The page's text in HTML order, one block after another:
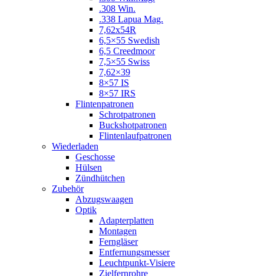
.308 Win.
.338 Lapua Mag.
7,62x54R
6,5×55 Swedish
6,5 Creedmoor
7,5×55 Swiss
7,62×39
8×57 IS
8×57 IRS
Flintenpatronen
Schrotpatronen
Buckshotpatronen
Flintenlaufpatronen
Wiederladen
Geschosse
Hülsen
Zündhütchen
Zubehör
Abzugswaagen
Optik
Adapterplatten
Montagen
Ferngläser
Entfernungsmesser
Leuchtpunkt-Visiere
Zielfernrohre